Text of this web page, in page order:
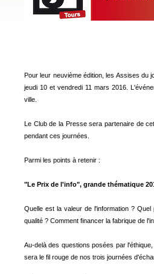
Pour leur neuvième édition, les Assises du
jeudi 10 et vendredi 11 mars 2016.
ville.
Le Club de la Presse sera partenaire de
pendant ces journées.
Parmi les points à retenir :
"Le Prix de l'info", grande thématique
Quelle est la valeur de l'information ?
qualité ? Comment financer la fabrique de
Au-delà des questions posées par
sera le fil rouge de nos trois journées